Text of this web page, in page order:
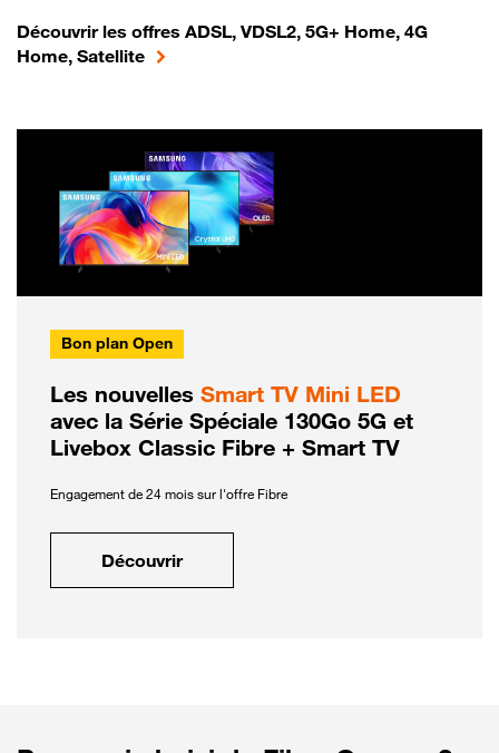
Découvrir les offres ADSL, VDSL2, 5G+ Home, 4G
Home, Satellite
Bon plan Open
Les nouvelles Smart TV Mini LED
avec la Série Spéciale 130Go 5G et
Livebox Classic Fibre + Smart TV
Engagement de 24 mois sur l'offre Fibre
Découvrir